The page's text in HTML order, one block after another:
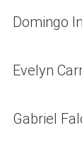
Domingo
Evelyn
Gabriel